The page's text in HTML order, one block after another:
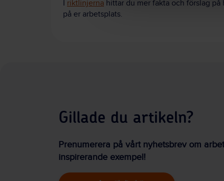
I riktlinjerna hittar du mer fakta och förslag
på er arbetsplats.
Gillade du artikeln?
Prenumerera på vårt nyhetsbrev om
inspirerande exempel!